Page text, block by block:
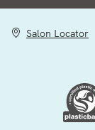
Salon Locator